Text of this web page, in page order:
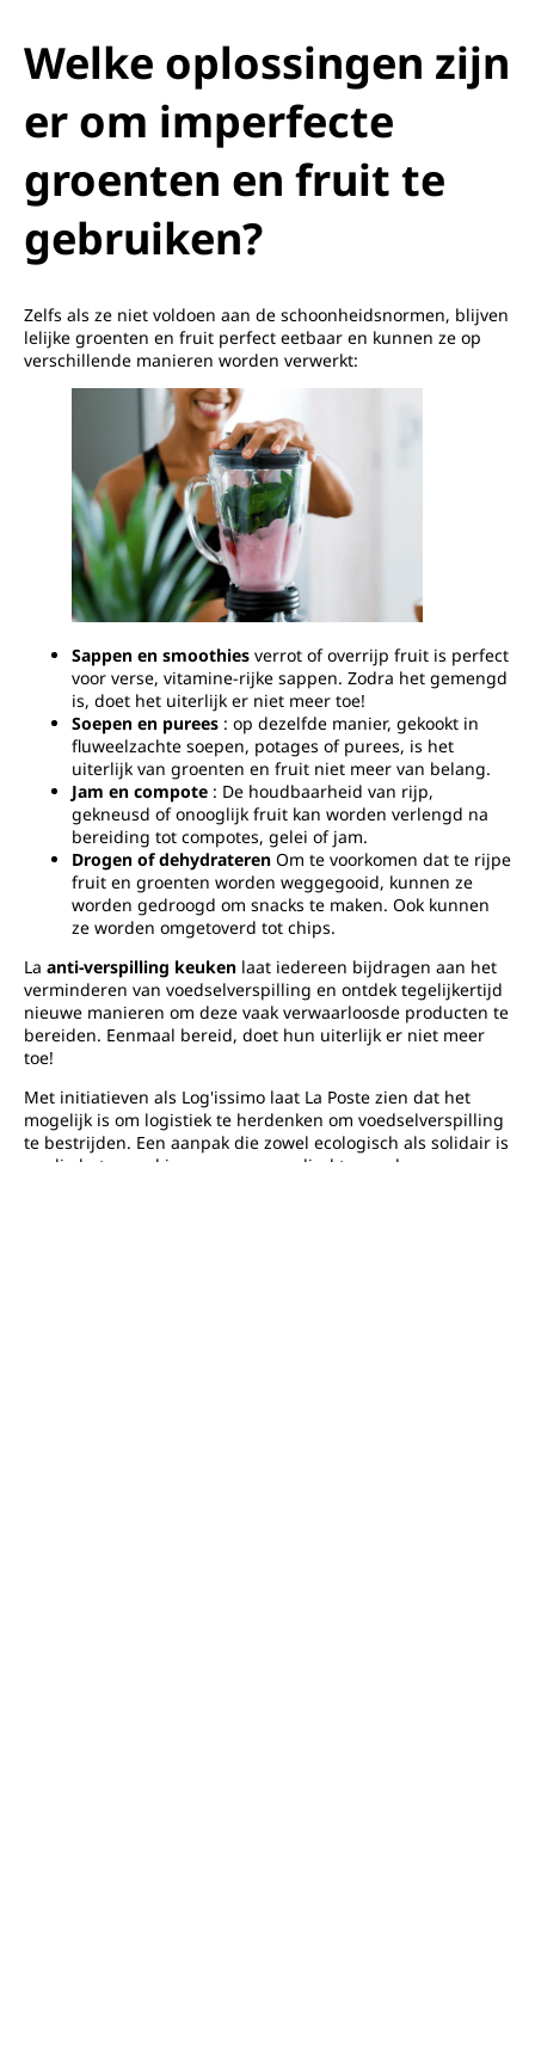
Welke oplossingen zijn
er om imperfecte
groenten en fruit te
gebruiken?
Zelfs als ze niet voldoen aan de schoonheidsnormen, blijven
lelijke groenten en fruit perfect eetbaar en kunnen ze op
verschillende manieren worden verwerkt:
Sappen en smoothies verrot of overrijp fruit is perfect
voor verse, vitamine-rijke sappen. Zodra het gemengd
is, doet het uiterlijk er niet meer toe!
Soepen en purees : op dezelfde manier, gekookt in
fluweelzachte soepen, potages of purees, is het
uiterlijk van groenten en fruit niet meer van belang.
Jam en compote : De houdbaarheid van rijp,
gekneusd of onooglijk fruit kan worden verlengd na
bereiding tot compotes, gelei of jam.
Drogen of dehydrateren Om te voorkomen dat te rijpe
fruit en groenten worden weggegooid, kunnen ze
worden gedroogd om snacks te maken. Ook kunnen
ze worden omgetoverd tot chips.
La anti-verspilling keuken laat iedereen bijdragen aan het
verminderen van voedselverspilling en ontdek tegelijkertijd
nieuwe manieren om deze vaak verwaarloosde producten te
bereiden. Eenmaal bereid, doet hun uiterlijk er niet meer
toe!
Met initiatieven als Log'issimo laat La Poste zien dat het
mogelijk is om logistiek te herdenken om voedselverspilling
te bestrijden. Een aanpak die zowel ecologisch als solidair is
en die het waard is om aangemoedigd te worden.